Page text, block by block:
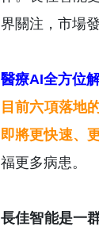
界關注，市場
醫療AI全方位
目前六項落地
即將更快速、
福更多病患。
長佳智能是一